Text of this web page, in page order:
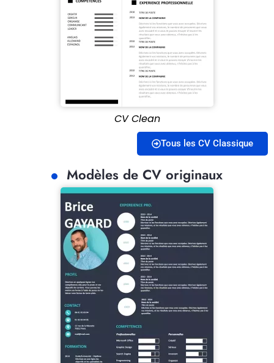
CV Clean
Tous les CV Classique
Modèles de CV originaux